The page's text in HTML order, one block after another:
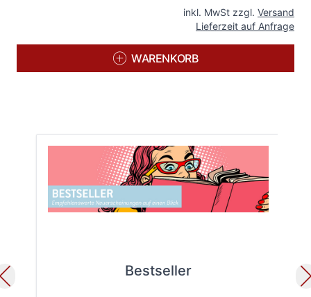
inkl. MwSt zzgl. Versand
Lieferzeit auf Anfrage
WARENKORB
Bestseller